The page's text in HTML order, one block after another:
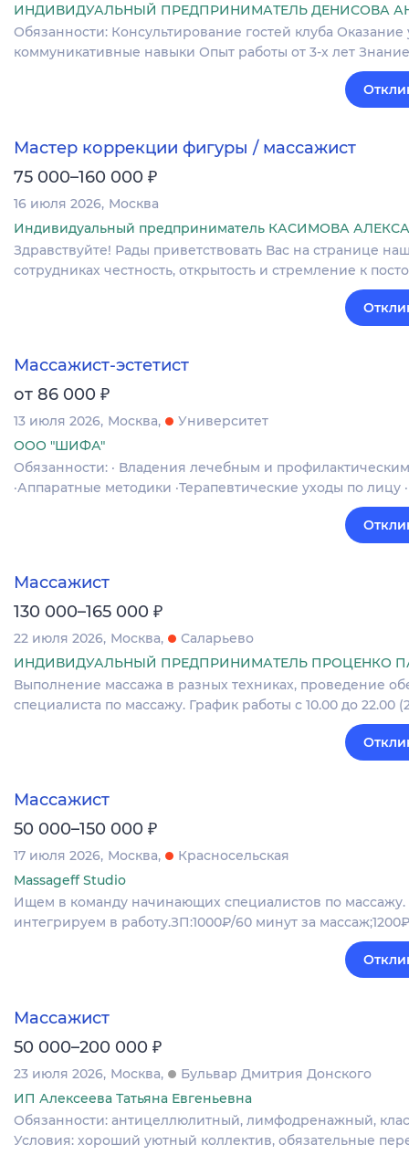
ИНДИВИДУАЛЬНЫЙ ПРЕДПРИНИМАТЕЛЬ ДЕНИСОВА
Обязанности: Консультирование гостей клуба
коммуникативные навыки Опыт работы от 3-х лет
Мастер коррекции фигуры / массажист
75 000–160 000 ₽
16 июля 2026 Москва
Индивидуальный предприниматель КАСИМОВА
Здравствуйте! Рады приветствовать Вас на странице
сотрудниках честность, открытость и стремление к
Массажист-эстетист
от 86 000 ₽
13 июля 2026 Москва
Университет
ООО "ШИФА"
Обязанности: · Владения лечебным и
·Аппаратные методики ·Терапевтические уходы по
Массажист
130 000–165 000 ₽
22 июля 2026 Москва
Саларьево
ИНДИВИДУАЛЬНЫЙ ПРЕДПРИНИМАТЕЛЬ ПРОЦЕНКО
Выполнение массажа в разных техниках, проведение
специалиста по массажу. График работы с 10.00 до 22.00
Массажист
50 000–150 000 ₽
17 июля 2026 Москва
Красносельская
Massageff Studio
Ищем в команду начинающих специалистов по
интегрируем в работу.ЗП:1000₽/60 минут за
Массажист
50 000–200 000 ₽
23 июля 2026 Москва
Бульвар Дмитрия Донского
ИП Алексеева Татьяна Евгеньевна
Обязанности: антицеллюлитный, лимфодренажный,
Условия: хороший уютный коллектив, обязательные